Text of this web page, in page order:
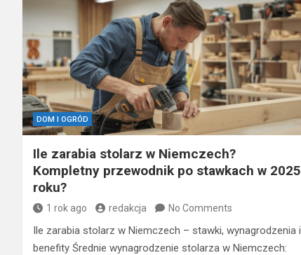
DOM I OGRÓD
Ile zarabia stolarz w Niemczech?
Kompletny przewodnik po stawkach w 2025
roku?
1 rok ago redakcja No Comments
Ile zarabia stolarz w Niemczech – stawki, wynagrodzenia i
benefity Średnie wynagrodzenie stolarza w Niemczech: